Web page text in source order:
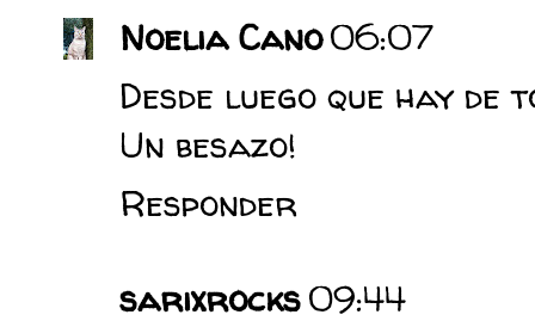
Noelia Cano06:07
Desde luego que hay de
Un besazo!
Responder
sarixrocks09:44